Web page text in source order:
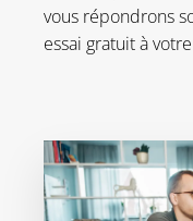
vous répondrons
essai gratuit à